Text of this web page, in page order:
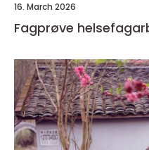
16. March 2026